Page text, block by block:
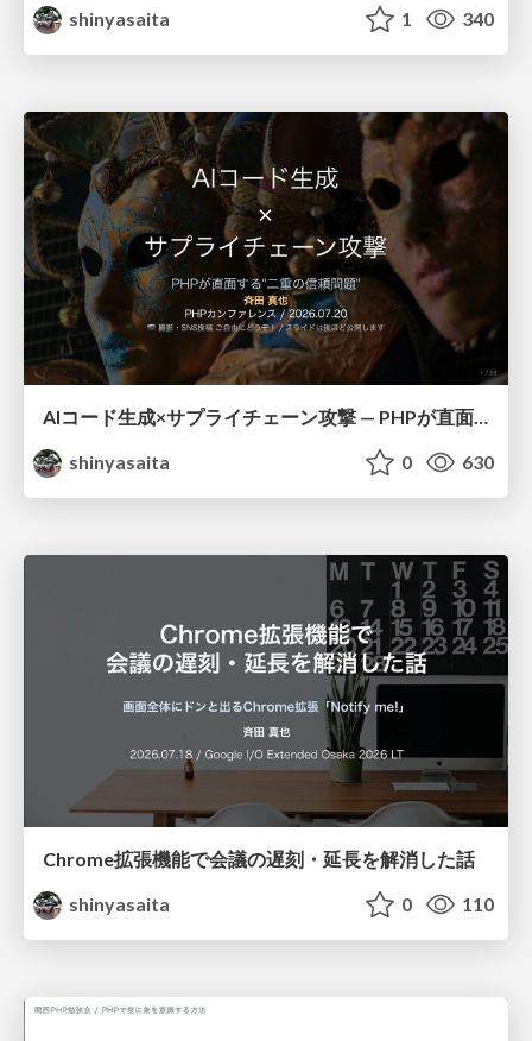
shinyasaita
1 340
shinyasaita
0 630
Chrome拡張機能で会議の遅刻・延長を解消した話
shinyasaita
0 110